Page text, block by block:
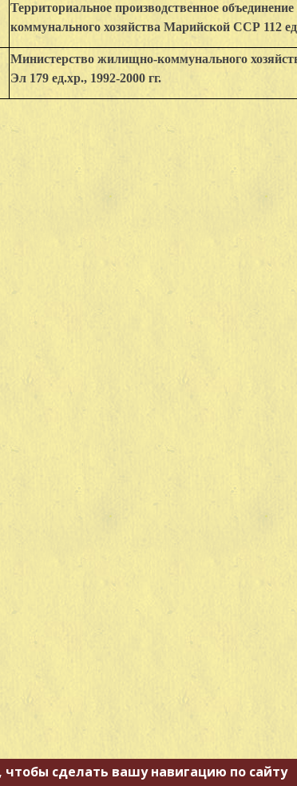
Территориальное производственное
коммунального хозяйства Марийской ССР 112
Министерство жилищно-коммунального
Эл 179 ед.хр., 1992-2000 гг.
сделать вашу навигацию по сайту